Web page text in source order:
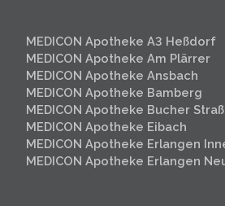
MEDICON Apotheke A3 Heßdorf
MEDICON Apotheke Am Plärrer
MEDICON Apotheke Ansbach
MEDICON Apotheke Bamberg
MEDICON Apotheke Bucher
MEDICON Apotheke Eibach
MEDICON Apotheke Erlangen
MEDICON Apotheke Erlangen